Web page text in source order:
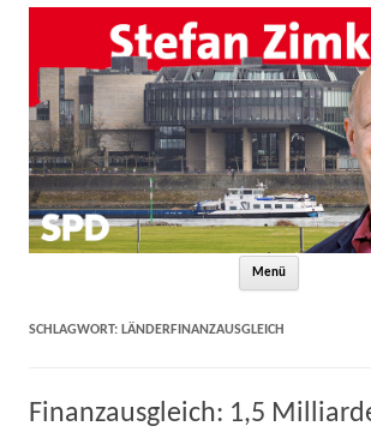
Menü
SCHLAGWORT: LÄNDERFINANZAUSGLEICH
Finanzausgleich: 1,5